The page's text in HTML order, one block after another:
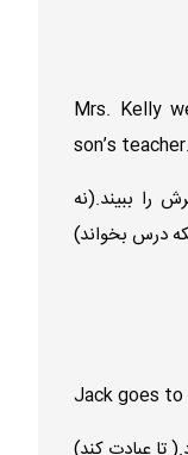
Mrs. Kelly
son’s teacher.
را ببیند.(نه
درس بخواند)
Jack goes to